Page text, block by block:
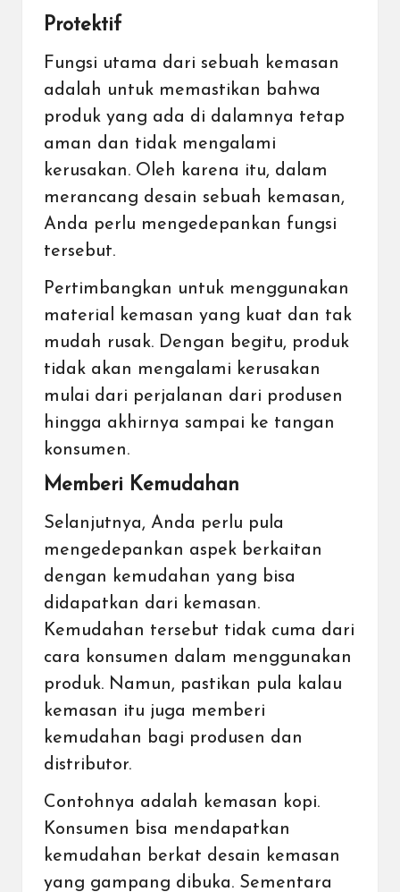
Protektif
Fungsi utama dari sebuah kemasan
adalah untuk memastikan bahwa
produk yang ada di dalamnya tetap
aman dan tidak mengalami
kerusakan. Oleh karena itu, dalam
merancang desain sebuah kemasan,
Anda perlu mengedepankan fungsi
tersebut.
Pertimbangkan untuk menggunakan
material kemasan yang kuat dan tak
mudah rusak. Dengan begitu, produk
tidak akan mengalami kerusakan
mulai dari perjalanan dari produsen
hingga akhirnya sampai ke tangan
konsumen.
Memberi Kemudahan
Selanjutnya, Anda perlu pula
mengedepankan aspek berkaitan
dengan kemudahan yang bisa
didapatkan dari kemasan.
Kemudahan tersebut tidak cuma dari
cara konsumen dalam menggunakan
produk. Namun, pastikan pula kalau
kemasan itu juga memberi
kemudahan bagi produsen dan
distributor.
Contohnya adalah kemasan kopi.
Konsumen bisa mendapatkan
kemudahan berkat desain kemasan
yang gampang dibuka. Sementara